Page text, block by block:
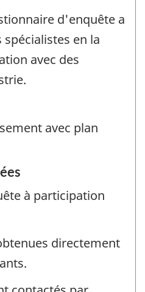
d'enquête a
en la
avec des
avec plan
à participation
directement